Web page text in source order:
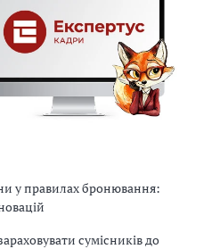
у правилах бронювання:
сумісників до